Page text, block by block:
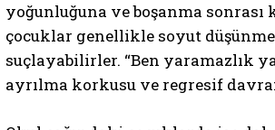
yoğunluğuna ve boşanma
çocuklar genellikle soyut
suçlayabilirler. “Ben yaramazlık
ayrılma korkusu ve regresif